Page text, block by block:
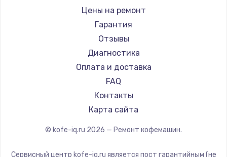
Ремонт кофемашин RED solution
Ремонт кофемашин Bravilor Bonamat
Ремонт кофемашин Vard
Ремонт кофемашин Tuvio
Ремонт кофемашин Carrera
Ремонт кофемашин Supra
Jura
Olympia
Saeco
La Cimbali
WMF
Yamaguchi
Nivona
Astoria
Цены на ремонт
Гарантия
Отзывы
Диагностика
Оплата и доставка
FAQ
Контакты
Карта сайта
© kofe-iq.ru 2026 — Ремонт кофемашин.
Сервисный центр kofe-iq.ru является пост гарантийным (не